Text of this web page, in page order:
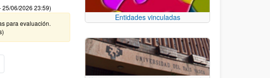
25/06/2026 23:59)
para evaluación.
Use TAB para desplazarse.
Entidades vinculadas